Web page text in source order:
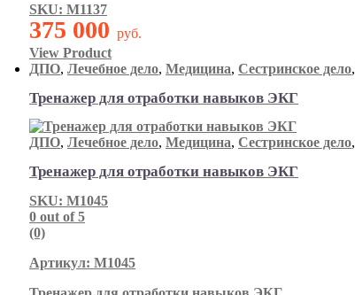
SKU: М1137
375 000 руб.
View Product
ДПО, Лечебное дело, Медицина, Сестринское дело,
Тренажер для отработки навыков ЭКГ
ДПО, Лечебное дело, Медицина, Сестринское дело,
Тренажер для отработки навыков ЭКГ
SKU: М1045
0 out of 5
(0)
Артикул: М1045